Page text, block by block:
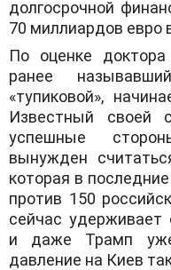
долгосрочной
70 миллиардов евро
​По оценке
ранее
«тупиковой»,
Известный своей
успешные
вынужден
которая в
против 150
сейчас удерживает
и даже Трамп
давление на Киев